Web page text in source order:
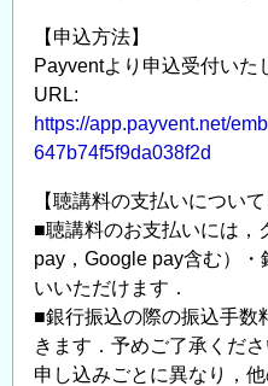
【申込方法】
Payventより申込受付いた
URL:
https://app.payvent.net/
647b74f5f9da038f2d
【聴講料の支払いについて
■聴講料のお支払いには，
pay，Google pay含む）
いいただけます．
■銀行振込の際の振込手数
きます．予めご了承くだ
申し込みごとに異なり，